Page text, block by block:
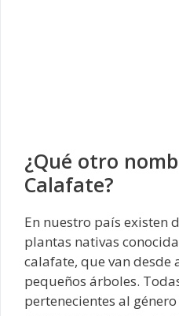
¿Qué otro
Calafate?
En nuestro país existen
plantas nativas
calafate, que van desde
pequeños árboles.
pertenecientes al